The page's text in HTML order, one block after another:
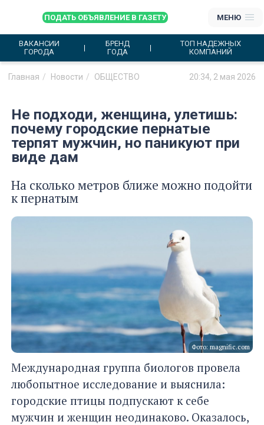
ПОДАТЬ ОБЪЯВЛЕНИЕ В ГАЗЕТУ МЕНЮ
ВАКАНСИИ
ГОРОДА
БРЕНД
ГОДА
ТОП НАДЕЖНЫХ
КОМПАНИЙ
Главная Новости ОБЩЕСТВО 20:34, 2 мая 2026
Не подходи, женщина, улетишь:
почему городские пернатые
терпят мужчин, но паникуют при
виде дам
На сколько метров ближе можно подойти
к пернатым
Фото: magnific.com
Международная группа биологов провела
любопытное исследование и выяснила:
городские птицы подпускают к себе
мужчин и женщин неодинаково. Оказалось,